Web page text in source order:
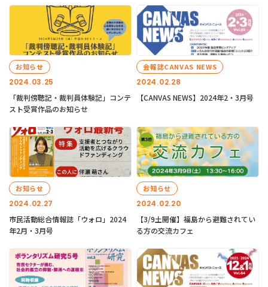
2024.03.25
お知らせ
「裁判傍聴記・裁判員体験記」コンテ
スト受賞作品のお知らせ
2024.02.28
会報誌CANVAS NEWS
【CANVAS NEWS】2024年2・3月号
2024.02.27
お知らせ
市民活動総合情報誌「ウォロ」2024
年2月・3月号
2024.02.20
お知らせ
【3/9土開催】福島から避難されてい
る方の交流カフェ